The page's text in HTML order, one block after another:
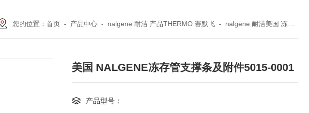
您的位置： 首页- 产品中心- nalgene 耐洁 产品THERMO 赛默飞- nalgene 耐洁美国 冻存器具
美国 NALGENE冻存管支撑条及附件5015-0001
产品型号：